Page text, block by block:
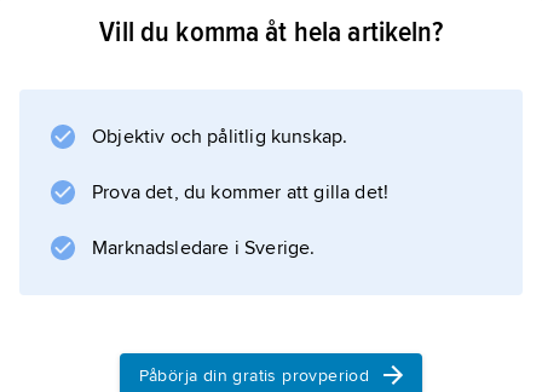
Kalvinismen är en del av
Bibeln ska styra både kyrkan och samhället.
Information om artikeln
Vill du komma åt hela artikeln?
Objektiv och pålitlig kunskap.
Prova det, du kommer att gilla det!
Marknadsledare i Sverige.
Påbörja din gratis provperiod